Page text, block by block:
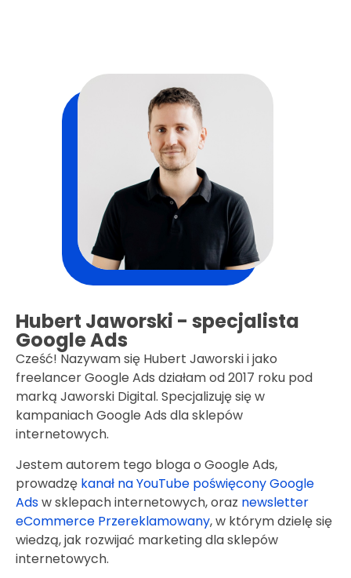
Hubert Jaworski - specjalista
Google Ads
Cześć! Nazywam się Hubert Jaworski i jako
freelancer Google Ads działam od 2017 roku pod
marką Jaworski Digital. Specjalizuję się w
kampaniach Google Ads dla sklepów
internetowych.
Jestem autorem tego bloga o Google Ads,
prowadzę kanał na YouTube poświęcony Google
Adsw sklepach internetowych, oraz newsletter
eCommerce Przereklamowany, w którym dzielę się
wiedzą, jak rozwijać marketing dla sklepów
internetowych.